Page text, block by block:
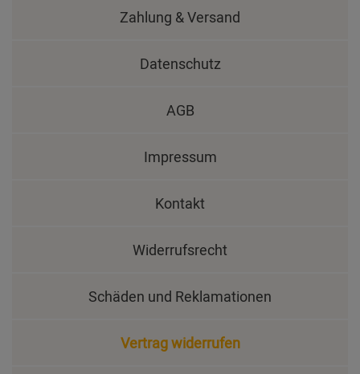
Zahlung & Versand
Datenschutz
AGB
Impressum
Kontakt
Widerrufsrecht
Schäden und Reklamationen
Vertrag widerrufen